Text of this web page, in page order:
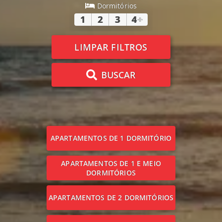
Dormitórios
1 2 3 4+
LIMPAR FILTROS
BUSCAR
APARTAMENTOS DE 1 DORMITÓRIO
APARTAMENTOS DE 1 E MEIO
DORMITÓRIOS
APARTAMENTOS DE 2 DORMITÓRIOS